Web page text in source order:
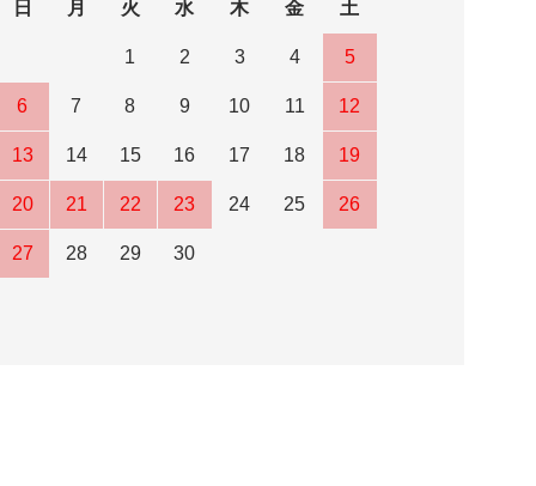
日
月 火 水 木 金 土
1 2 3 4 5
6 7 8 9 10 11 12
13 14 15 16 17 18 19
20 21 22 23 24 25 26
27 28 29 30